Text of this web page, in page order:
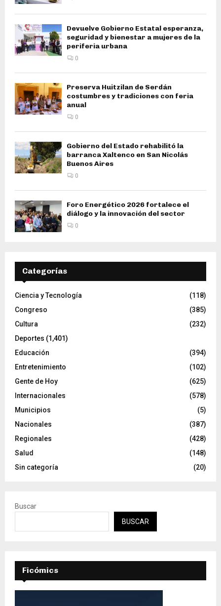
Devuelve Gobierno Estatal esperanza,
seguridad y bienestar a mujeres de la
periferia urbana
0
Preserva Huitzilan de Serdán
costumbres y tradiciones con feria
anual
0
Gobierno del Estado rehabilitó la
barranca Xaltenco en San Nicolás
Buenos Aires
0
Foro Energético 2026 fortalece el
diálogo y la innovación del sector
0
Categorías
Ciencia y Tecnología
(118)
Congreso
(385)
Cultura
(232)
Deportes (1,401)
Educación
(394)
Entretenimiento
(102)
Gente de Hoy
(625)
Internacionales
(578)
Municipios
(5)
Nacionales
(387)
Regionales
(428)
Salud
(148)
Sin categoría
(20)
Buscar
BUSCAR
Ficómics